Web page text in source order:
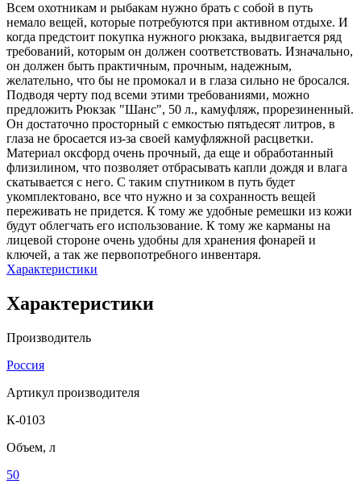
Всем охотникам и рыбакам нужно брать с собой в путь
немало вещей, которые потребуются при активном отдыхе. И
когда предстоит покупка нужного рюкзака, выдвигается ряд
требований, которым он должен соответствовать. Изначально,
он должен быть практичным, прочным, надежным,
желательно, что бы не промокал и в глаза сильно не бросался.
Подводя черту под всеми этими требованиями, можно
предложить Рюкзак "Шанс", 50 л., камуфляж, прорезиненный.
Он достаточно просторный с емкостью пятьдесят литров, в
глаза не бросается из-за своей камуфляжной расцветки.
Материал оксфорд очень прочный, да еще и обработанный
флизилином, что позволяет отбрасывать капли дождя и влага
скатывается с него. С таким спутником в путь будет
укомплектовано, все что нужно и за сохранность вещей
переживать не придется. К тому же удобные ремешки из кожи
будут облегчать его использование. К тому же карманы на
лицевой стороне очень удобны для хранения фонарей и
ключей, а так же первопотребного инвентаря.
Характеристики
Характеристики
Производитель
Россия
Артикул производителя
К-0103
Объем, л
50